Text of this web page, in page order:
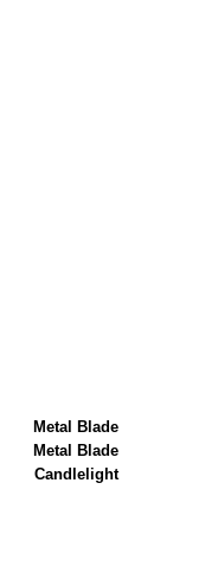
Metal Blade
Metal Blade
Candlelight